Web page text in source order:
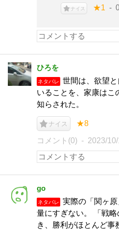
ナイス ★1
ひろを
ネタバレ
世間は、欲望
いることを、家康はこ
知らされた。
ナイス ★8
コメント(0) 2023/
go
ネタバレ
実際の「関ヶ
量にすぎない。 「戦
き、勝利がほとんど事